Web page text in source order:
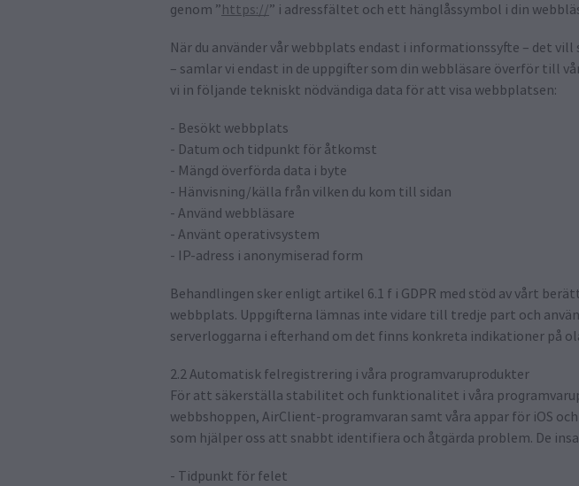
genom ”https://” i adressfältet och ett hänglåssymbol i din
När du använder vår webbplats endast i informationssyfte – det
– samlar vi endast in de uppgifter som din webbläsare överför till
vi in följande tekniskt nödvändiga data för att visa webbplatsen:
- Besökt webbplats
- Datum och tidpunkt för åtkomst
- Mängd överförda data i byte
- Hänvisning/källa från vilken du kom till sidan
- Använd webbläsare
- Använt operativsystem
- IP-adress i anonymiserad form
Behandlingen sker enligt artikel 6.1 f i GDPR med stöd av vårt
webbplats. Uppgifterna lämnas inte vidare till tredje part och
serverloggarna i efterhand om det finns konkreta indikationer på
2.2 Automatisk felregistrering i våra programvaruprodukter
För att säkerställa stabilitet och funktionalitet i våra
webbshoppen, AirClient-programvaran samt våra appar för iOS
som hjälper oss att snabbt identifiera och åtgärda problem. De
- Tidpunkt för felet